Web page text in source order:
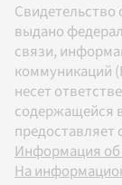
выдано
связи,
коммуникаций
несет
содержащейся
Информация об
На